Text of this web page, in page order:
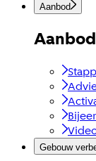
Aanbod
Aanbod
Gebouw